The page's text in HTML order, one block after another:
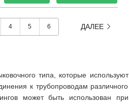
4 5 6 ДАЛЕЕ
типа, которые используют
к трубопроводам различного
может быть использован при